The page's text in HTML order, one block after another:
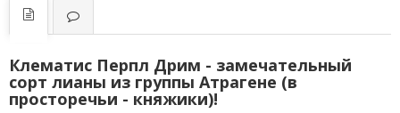
Клематис Перпл Дрим - замечательный
сорт лианы из группы Атрагене (в
просторечьи - княжики)!